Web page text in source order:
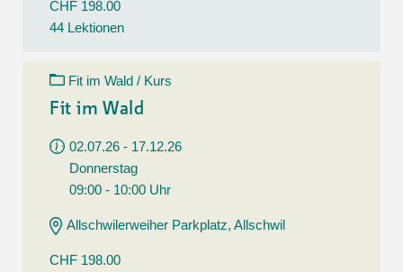
CHF 198.00
44 Lektionen
Fit im Wald / Kurs
Fit im Wald
02.07.26 - 17.12.26
Donnerstag
09:00 - 10:00 Uhr
Allschwilerweiher Parkplatz, Allschwil
CHF 198.00